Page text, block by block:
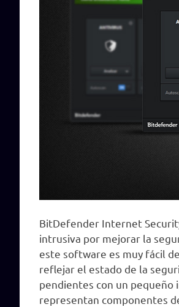
BitDefender Internet
intrusiva por mejorar la
este software es muy fácil
reflejar el estado de la
pendientes con un pequeño
representan componentes